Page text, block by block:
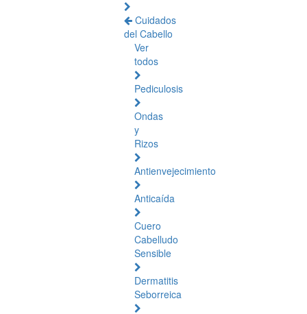
Cuidados
del Cabello
Ver
todos
Pediculosis
Ondas
y
Rizos
Antienvejecimiento
Anticaída
Cuero
Cabelludo
Sensible
Dermatitis
Seborreica